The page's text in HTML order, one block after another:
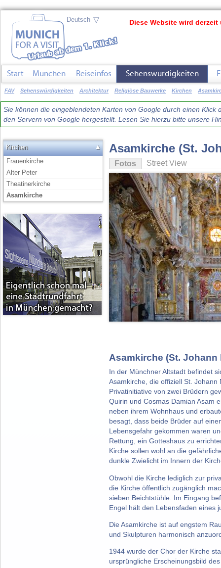
Sie können die eingeblendeten Karten von Google durch einen
den Servern von Google hergestellt. Lesen Sie hierzu bitte unsere
Asamkirche (St.
Asamkirche (St. Johann
In der Münchner Altstadt befindet
Asamkirche, die offiziell St.
Privatinitiative von zwei Brüdern
Quirin und Cosmas Damian Asam
neben ihrem Wohnhaus und
besagt, dass beide Brüder auf
Lebensgefahr gekommen waren
Rettung, ein Gotteshaus zu
Kirche sollen wohl an die
dunkle Zwielicht im Innern der
Obwohl die Kirche lediglich zur
die Kirche öffentlich zugänglich
sieben Beichtstühle. Im Eingang
Engel hält den Lebensfaden eines
Die Asamkirche ist auf engstem
und Skulpturen harmonisch
1944 wurde der Chor der Kirche
ursprüngliche Erscheinungsbild
Fotos Street View
Kirchen
▲
Frauenkirche
Alter Peter
Theatinerkirche
Asamkirche
Diese Website wird
▽
FAV Sehenswürdigkeiten Architektur Religiöse Bauwerke Kirchen
Start München Reiseinfos Sehenswürdigkeiten